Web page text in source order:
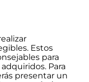
Estos
para
Para
presentar un